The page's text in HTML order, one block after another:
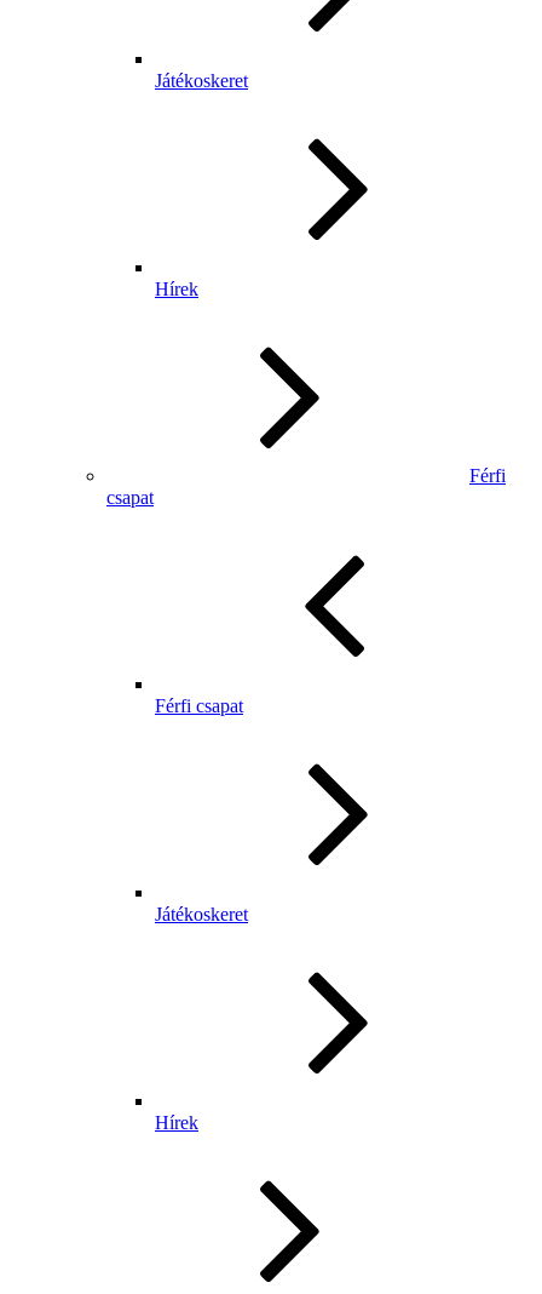
Játékoskeret
Hírek
Férfi
csapat
Férfi csapat
Játékoskeret
Hírek